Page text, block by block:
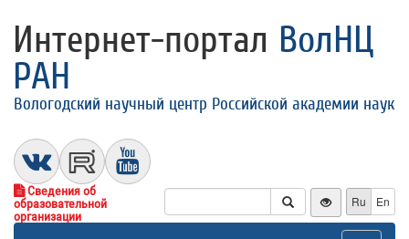
Интернет-портал ВолНЦ
РАН
Вологодский научный центр Российской академии наук
Сведения об
образовательной
организации
Ru En